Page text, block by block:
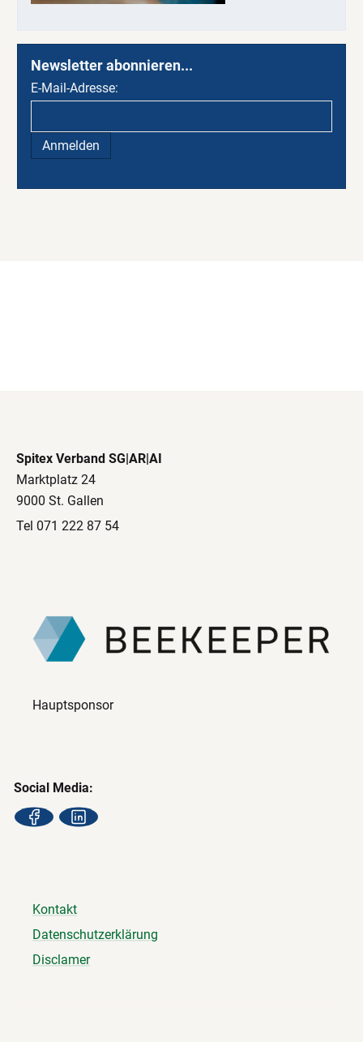
Newsletter abonnieren...
E-Mail-Adresse:
Spitex Verband SG|AR|AI
Marktplatz 24
9000 St. Gallen
Tel 071 222 87 54
Hauptsponsor
Social Media:
Kontakt
Datenschutzerklärung
Disclamer